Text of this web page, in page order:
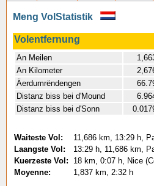
Meng VolStatistik
Volentfernung
An Meilen
An Kilometer
Äerdumrëndengen
Distanz biss bei d'Mound
Distanz biss bei d'Sonn
Waiteste Vol:
11,686 km, 13:29 h,
Laangste Vol:
13:29 h, 11,686 km,
Kuerzeste Vol:
18 km, 0:07 h, Nice
Moyenne:
1,837 km, 2:32 h